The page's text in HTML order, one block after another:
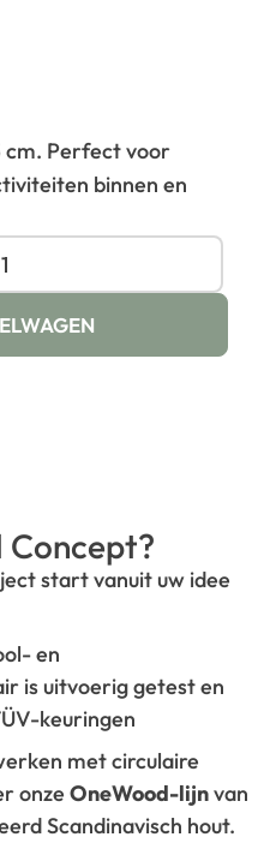
cm. Perfect voor
binnen en
Concept?
start vanuit uw idee
en
is uitvoerig getest en
keuringen
met circulaire
onzeOneWood-lijnvan
Scandinavisch hout.